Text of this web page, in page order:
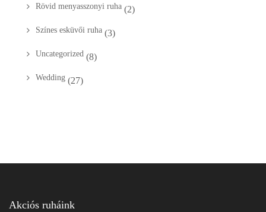
Rövid menyasszonyi ruha (2)
Színes esküvői ruha (3)
Uncategorized (8)
Wedding (27)
Akciós ruháink